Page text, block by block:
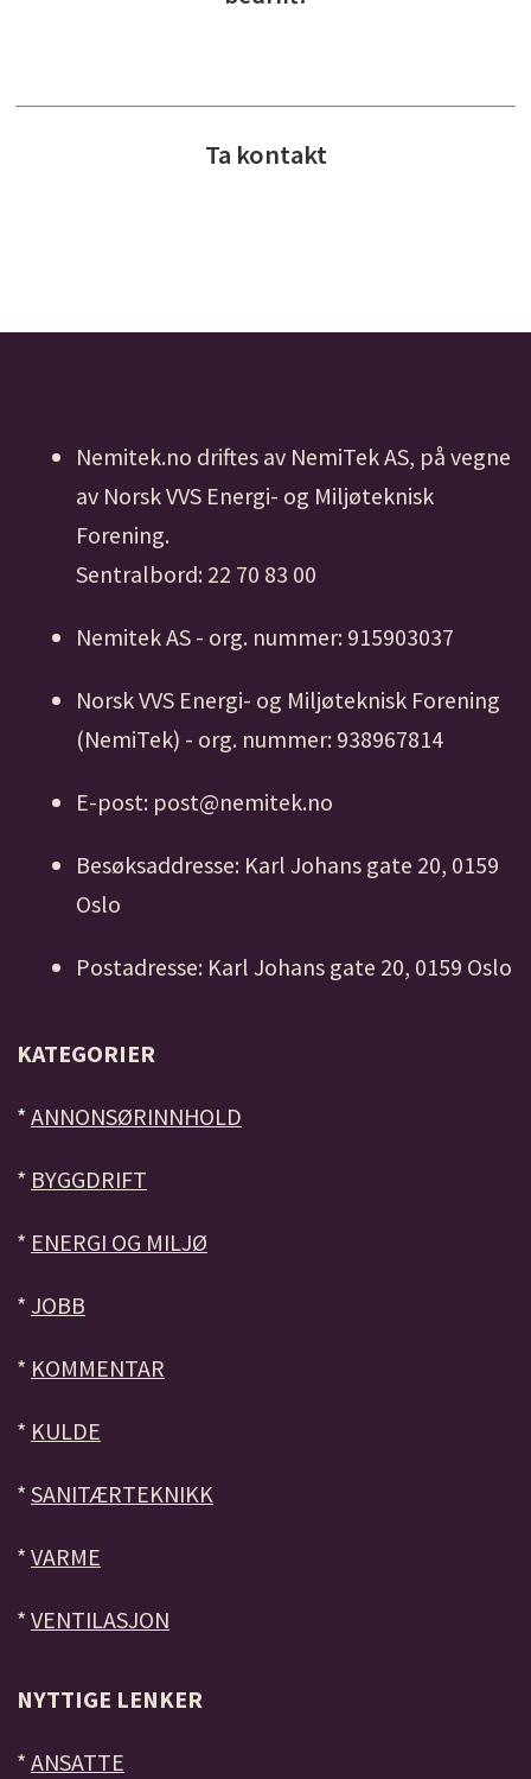
Ta kontakt
Nemitek.no driftes av NemiTek AS, på vegne
av Norsk VVS Energi- og Miljøteknisk
Forening.
Sentralbord: 22 70 83 00
Nemitek AS - org. nummer: 915903037
Norsk VVS Energi- og Miljøteknisk Forening
(NemiTek) - org. nummer: 938967814
E-post: post@nemitek.no
Besøksaddresse: Karl Johans gate 20, 0159
Oslo
Postadresse: Karl Johans gate 20, 0159 Oslo
KATEGORIER
* ANNONSØRINNHOLD
* BYGGDRIFT
* ENERGI OG MILJØ
* JOBB
* KOMMENTAR
* KULDE
* SANITÆRTEKNIKK
* VARME
* VENTILASJON
NYTTIGE LENKER
* ANSATTE